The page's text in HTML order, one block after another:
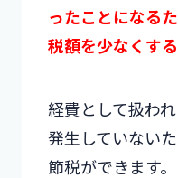
ったことになる
税額を少なくす
経費として扱わ
発生していない
節税ができます。